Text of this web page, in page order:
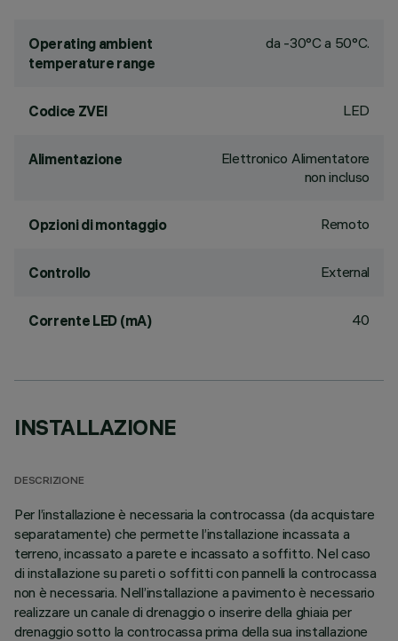
Operating ambient
temperature range
da -30°C a 50°C.
Codice ZVEI LED
Alimentazione
Elettronico Alimentatore
non incluso
Opzioni di montaggio Remoto
Controllo External
Corrente LED (mA) 40
INSTALLAZIONE
DESCRIZIONE
Per l’installazione è necessaria la controcassa (da acquistare
separatamente) che permette l’installazione incassata a
terreno, incassato a parete e incassato a soffitto. Nel caso
di installazione su pareti o soffitti con pannelli la controcassa
non è necessaria. Nell’installazione a pavimento è necessario
realizzare un canale di drenaggio o inserire della ghiaia per
drenaggio sotto la controcassa prima della sua installazione